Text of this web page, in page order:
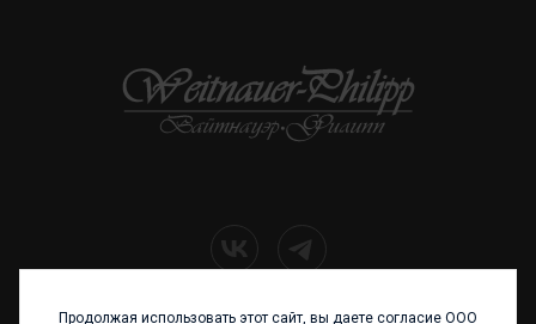
Продолжая использовать этот сайт, вы даете согласие ООО